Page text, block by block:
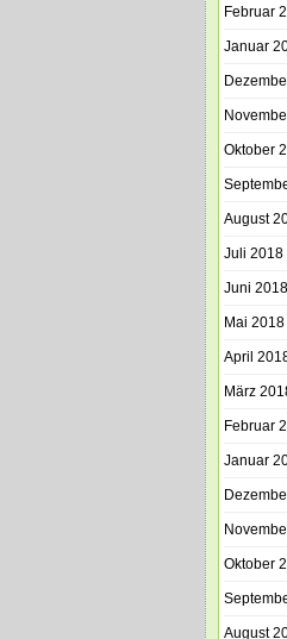
Februar
Januar
Oktober
August
Juli 2018
Juni 2018
Mai 2018
April
März
Februar
Januar
Oktober
August